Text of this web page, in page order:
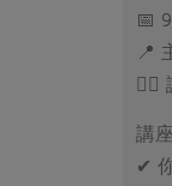
📅
📍
👩‍⚕️
講
✔